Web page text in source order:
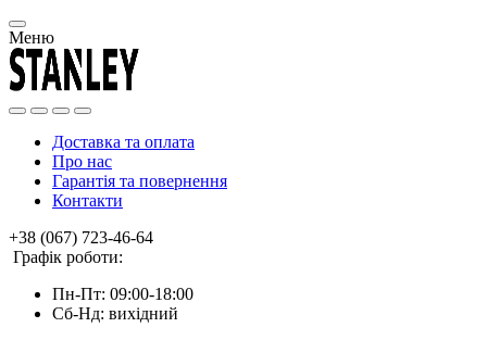
Меню
Доставка та оплата
Про нас
Гарантія та повернення
Контакти
+38 (067) 723-46-64
Графік роботи:
Пн-Пт: 09:00-18:00
Сб-Нд: вихідний